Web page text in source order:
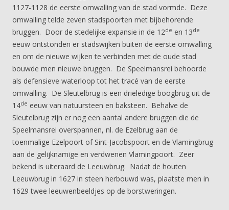
1127-1128 de eerste omwalling van de stad vormde. Deze
omwalling telde zeven stadspoorten met bijbehorende
bruggen. Door de stedelijke expansie in de 12de en 13de
eeuw ontstonden er stadswijken buiten de eerste omwalling
en om de nieuwe wijken te verbinden met de oude stad
bouwde men nieuwe bruggen. De Speelmansrei behoorde
als defensieve waterloop tot het tracé van de eerste
omwalling. De Sleutelbrug is een drieledige boogbrug uit de
14de eeuw van natuursteen en baksteen. Behalve de
Sleutelbrug zijn er nog een aantal andere bruggen die de
Speelmansrei overspannen, nl. de Ezelbrug aan de
toenmalige Ezelpoort of Sint-Jacobspoort en de Vlamingbrug
aan de gelijknamige en verdwenen Vlamingpoort. Zeer
bekend is uiteraard de Leeuwbrug. Nadat de houten
Leeuwbrug in 1627 in steen herbouwd was, plaatste men in
1629 twee leeuwenbeeldjes op de borstweringen.